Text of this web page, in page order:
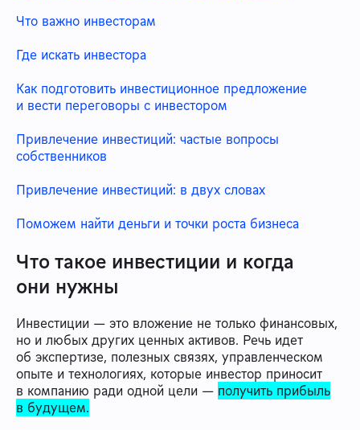
Что важно инвесторам
Где искать инвестора
Как подготовить инвестиционное предложение
и вести переговоры с инвестором
Привлечение инвестиций: частые вопросы
собственников
Привлечение инвестиций: в двух словах
Поможем найти деньги и точки роста бизнеса
Что такое инвестиции и когда
они нужны
Инвестиции — это вложение не только финансовых,
но и любых других ценных активов. Речь идет
об экспертизе, полезных связях, управленческом
опыте и технологиях, которые инвестор приносит
в компанию ради одной цели — получить прибыль
в будущем.